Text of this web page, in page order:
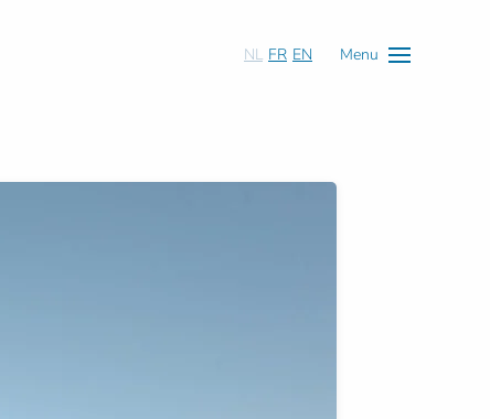
NL FR EN Menu